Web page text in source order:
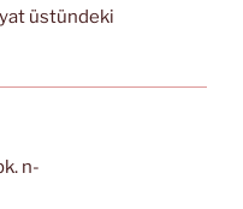
üstündeki
n-